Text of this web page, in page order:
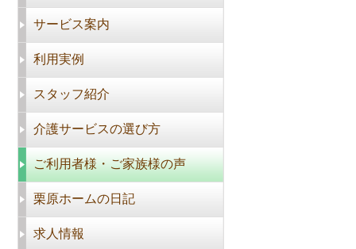
サービス案内
利用実例
スタッフ紹介
介護サービスの選び方
ご利用者様・ご家族様の声
栗原ホームの日記
求人情報